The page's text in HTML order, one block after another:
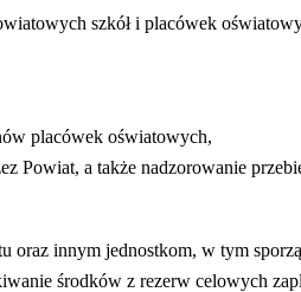
szkół i placówek
placówek oświatowych,
a także nadzorowanie
innym jednostkom, w tym
środków z rezerw celowych